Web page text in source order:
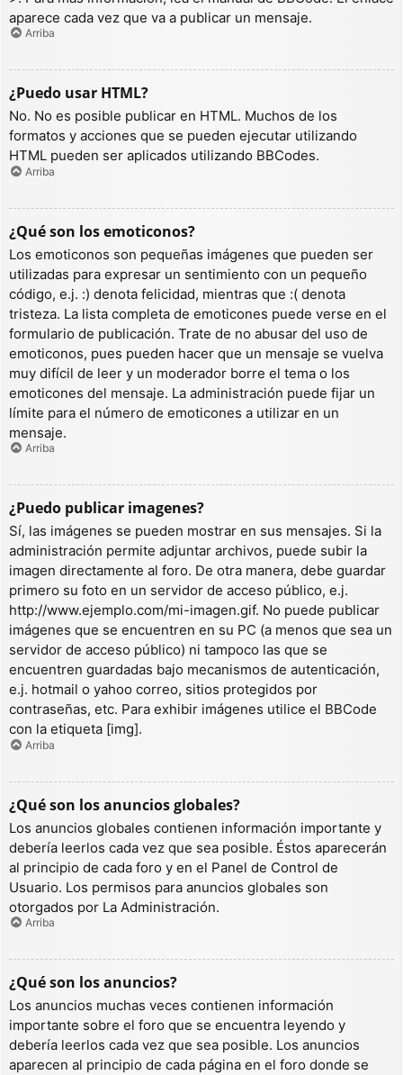
aparece cada vez que va a publicar un mensaje.
Arriba
¿Puedo usar HTML?
No. No es posible publicar en HTML. Muchos de los
formatos y acciones que se pueden ejecutar utilizando
HTML pueden ser aplicados utilizando BBCodes.
Arriba
¿Qué son los emoticonos?
Los emoticonos son pequeñas imágenes que pueden ser
utilizadas para expresar un sentimiento con un pequeño
código, e.j. :) denota felicidad, mientras que :( denota
tristeza. La lista completa de emoticones puede verse en el
formulario de publicación. Trate de no abusar del uso de
emoticonos, pues pueden hacer que un mensaje se vuelva
muy difícil de leer y un moderador borre el tema o los
emoticones del mensaje. La administración puede fijar un
límite para el número de emoticones a utilizar en un
mensaje.
Arriba
¿Puedo publicar imagenes?
Sí, las imágenes se pueden mostrar en sus mensajes. Si la
administración permite adjuntar archivos, puede subir la
imagen directamente al foro. De otra manera, debe guardar
primero su foto en un servidor de acceso público, e.j.
http://www.ejemplo.com/mi-imagen.gif. No puede publicar
imágenes que se encuentren en su PC (a menos que sea un
servidor de acceso público) ni tampoco las que se
encuentren guardadas bajo mecanismos de autenticación,
e.j. hotmail o yahoo correo, sitios protegidos por
contraseñas, etc. Para exhibir imágenes utilice el BBCode
con la etiqueta [img].
Arriba
¿Qué son los anuncios globales?
Los anuncios globales contienen información importante y
debería leerlos cada vez que sea posible. Éstos aparecerán
al principio de cada foro y en el Panel de Control de
Usuario. Los permisos para anuncios globales son
otorgados por La Administración.
Arriba
¿Qué son los anuncios?
Los anuncios muchas veces contienen información
importante sobre el foro que se encuentra leyendo y
debería leerlos cada vez que sea posible. Los anuncios
aparecen al principio de cada página en el foro donde se